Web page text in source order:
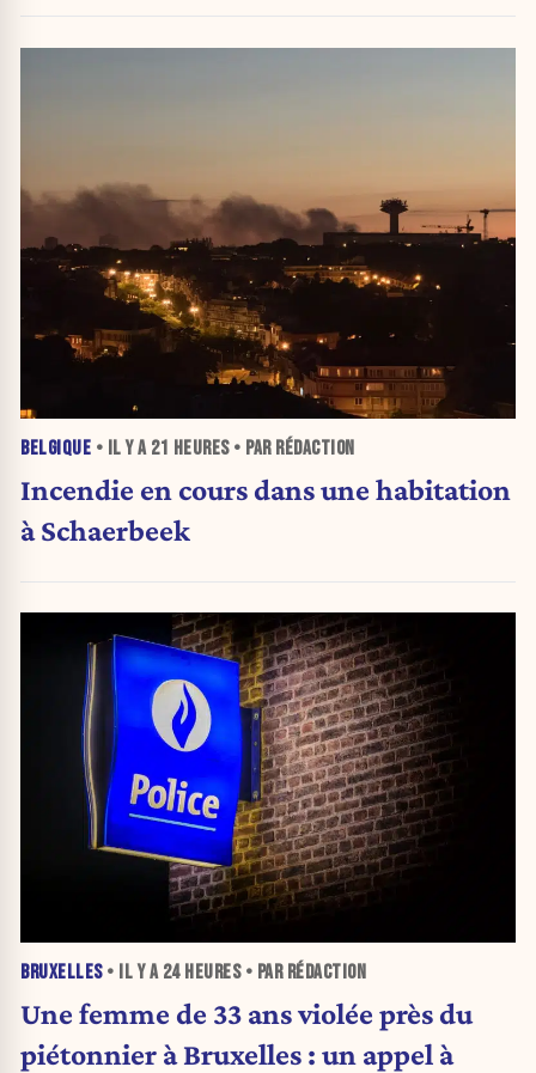
BELGIQUE • IL Y A 21 HEURES• PAR RÉDACTION
Incendie en cours dans une habitation
à Schaerbeek
BRUXELLES• IL Y A 24 HEURES• PAR RÉDACTION
Une femme de 33 ans violée près du
piétonnier à Bruxelles : un appel à